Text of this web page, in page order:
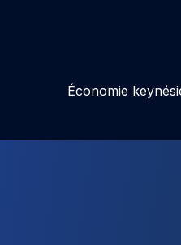
Économie